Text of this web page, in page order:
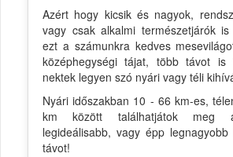
Azért hogy kicsik és nagyok,
vagy csak alkalmi természetjárók is
ezt a számunkra kedves
középhegységi tájat, több távot is
nektek legyen szó nyári vagy téli
Nyári időszakban 10 - 66 km-es,
km között találhatjátok meg
legideálisabb, vagy épp
távot!